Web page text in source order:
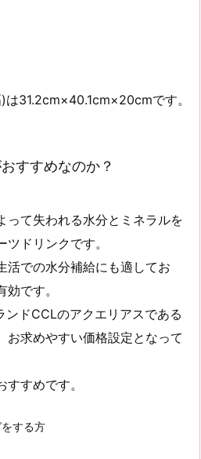
31.2cm×40.1cm×20cmです。
すすめなのか？
って失われる水分とミネラルを
ドリンクです。
活での水分補給にも適してお
です。
ドCCLのアクエリアスである
お求めやすい価格設定となって
すめです。
する方